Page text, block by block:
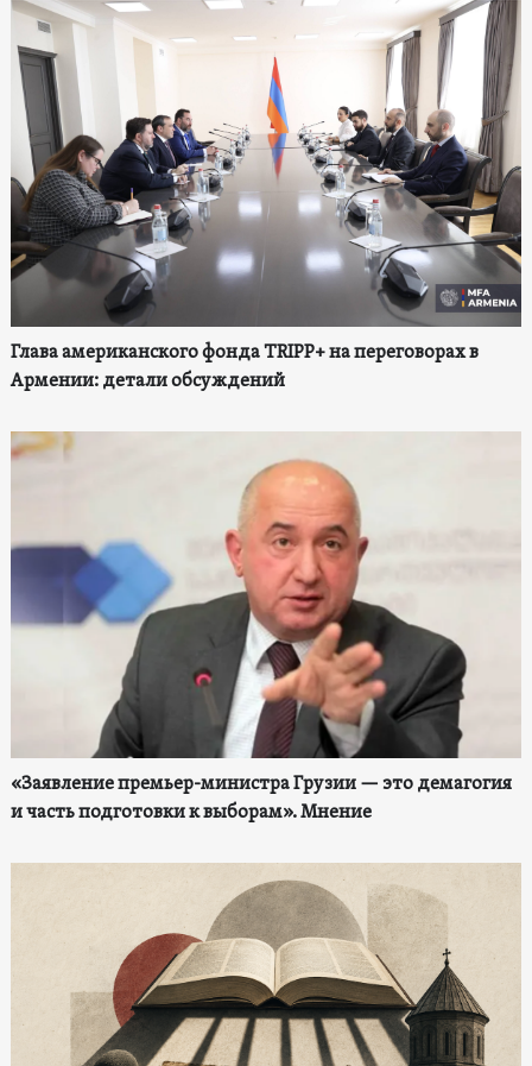
Глава американского фонда TRIPP+ на переговорах в
Армении: детали обсуждений
«Заявление премьер-министра Грузии — это демагогия
и часть подготовки к выборам». Мнение